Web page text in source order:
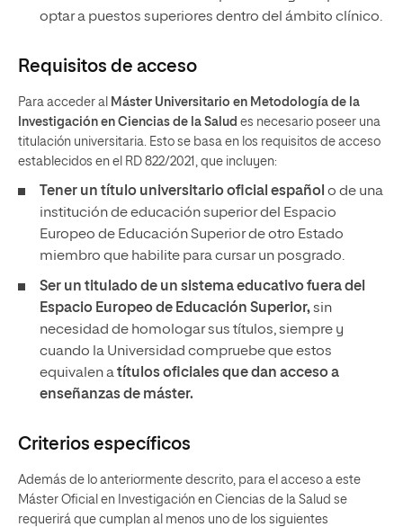
optar a puestos superiores dentro del ámbito clínico.
Requisitos de acceso
Para acceder al Máster Universitario en Metodología de la
Investigación en Ciencias de la Salud es necesario poseer una
titulación universitaria. Esto se basa en los requisitos de acceso
establecidos en el RD 822/2021, que incluyen:
Tener un título universitario oficial español o de una
institución de educación superior del Espacio
Europeo de Educación Superior de otro Estado
miembro que habilite para cursar un posgrado.
Ser un titulado de un sistema educativo fuera del
Espacio Europeo de Educación Superior,sin
necesidad de homologar sus títulos, siempre y
cuando la Universidad compruebe que estos
equivalen atítulos oficiales que dan acceso a
enseñanzas de máster.
Criterios específicos
Además de lo anteriormente descrito, para el acceso a este
Máster Oficial en Investigación en Ciencias de la Salud se
requerirá que cumplan al menos uno de los siguientes